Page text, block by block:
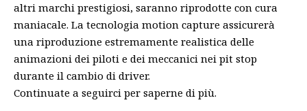
altri marchi prestigiosi, saranno riprodotte con cura
maniacale. La tecnologia motion capture assicurerà
una riproduzione estremamente realistica delle
animazioni dei piloti e dei meccanici nei pit stop
durante il cambio di driver.
Continuate a seguirci per saperne di più.